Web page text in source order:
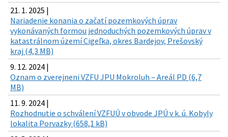
21. 1. 2025 |
Nariadenie konania o začatí pozemkových úprav
vykonávaných formou jednoduchých pozemkových úprav v
katastrálnom území Cigeľka, okres Bardejov, Prešovský
kraj (4,3 MB)
9. 12. 2024 |
Oznam o zverejneni VZFU JPU Mokroluh – Areál PD (6,7
MB)
11. 9. 2024 |
Rozhodnutie o schválení VZFUÚ v obvode JPÚ v k. ú. Kobyly
lokalita Porvazky (658,1 kB)